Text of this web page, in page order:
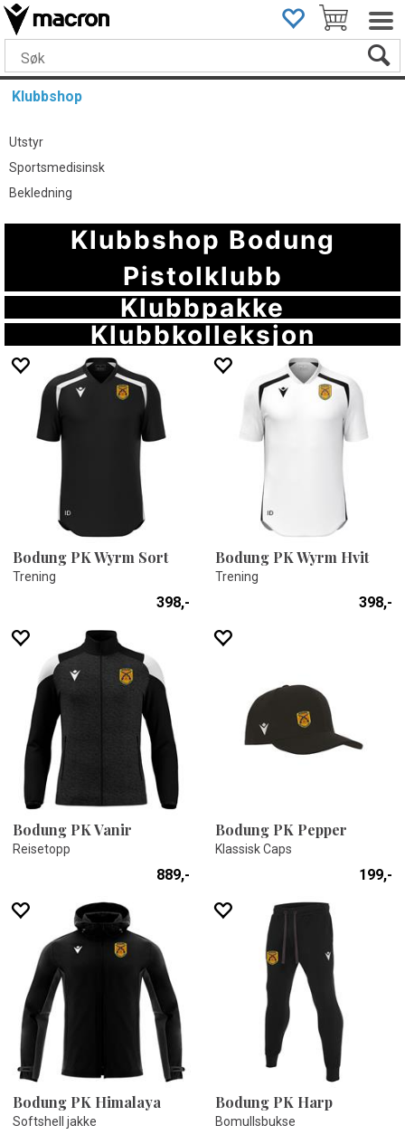
Klubbshop
Utstyr
Sportsmedisinsk
Bekledning
Klubbshop Bodung
Pistolklubb
Klubbpakke
Klubbkolleksjon
Bodung PK Wyrm Sort
Trening
398,-
Bodung PK Wyrm Hvit
Trening
398,-
Bodung PK Vanir
Reisetopp
889,-
Bodung PK Pepper
Klassisk Caps
199,-
Bodung PK Himalaya
Softshell jakke
Bodung PK Harp
Bomullsbukse